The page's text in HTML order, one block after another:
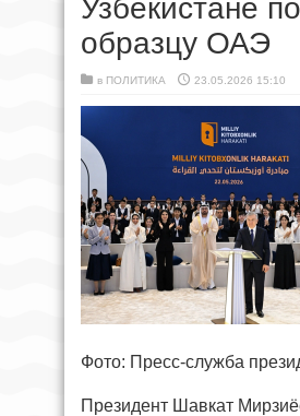
Узбекистане по
образцу ОАЭ
в ПОЛИТИКА 23.05.2026 15:10
Фото: Пресс-служба
Президент Шавкат